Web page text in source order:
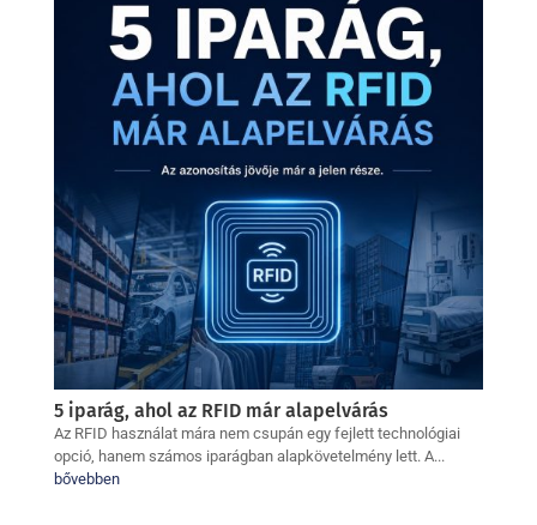
5 iparág, ahol az RFID már alapelvárás
Az RFID használat mára nem csupán egy fejlett technológiai
opció, hanem számos iparágban alapkövetelmény lett. A...
bővebben